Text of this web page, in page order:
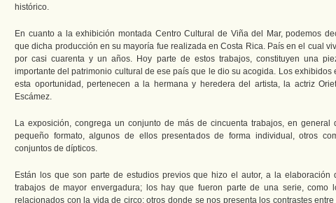
histórico.
En cuanto a la exhibición montada Centro Cultural de Viña del Mar, podemos
que dicha producción en su mayoría fue realizada en Costa Rica. País en el cual
por casi cuarenta y un años. Hoy parte de estos trabajos, constituyen una
importante del patrimonio cultural de ese país que le dio su acogida. Los exhibidos
esta oportunidad, pertenecen a la hermana y heredera del artista, la actriz
Escámez.
La exposición, congrega un conjunto de más de cincuenta trabajos, en general
pequeño formato, algunos de ellos presentados de forma individual, otros
conjuntos de dípticos.
Están los que son parte de estudios previos que hizo el autor, a la elaboración
trabajos de mayor envergadura; los hay que fueron parte de una serie, como
relacionados con la vida de circo; otros donde se nos presenta los contrastes entre